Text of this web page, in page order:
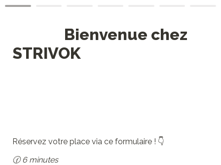
STRIVOK
Réservez votre place via ce formulaire ! 👇
🕜 6 minutes